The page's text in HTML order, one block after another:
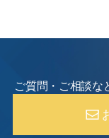
ご質問・ご相談な